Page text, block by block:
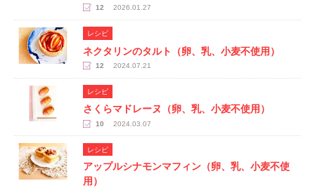
12 2026.01.27
レシピ
ネクタリンのタルト（卵、乳、小麦不使用）
12 2024.07.21
レシピ
さくらマドレーヌ（卵、乳、小麦不使用）
10 2024.03.07
レシピ
アップルシナモンマフィン（卵、乳、小麦不使
用）